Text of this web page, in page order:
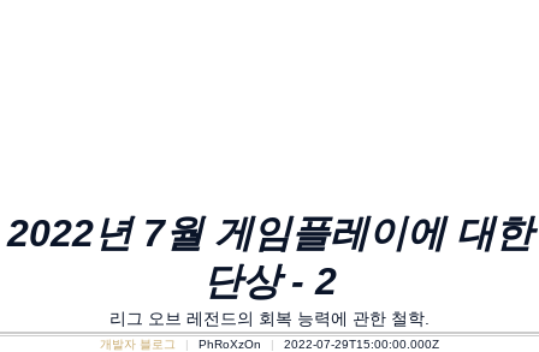
2022년 7월 게임플레이에 대한
단상 - 2
리그 오브 레전드의 회복 능력에 관한 철학.
개발자 블로그 PhRoXzOn 2022-07-29T15:00:00.000Z